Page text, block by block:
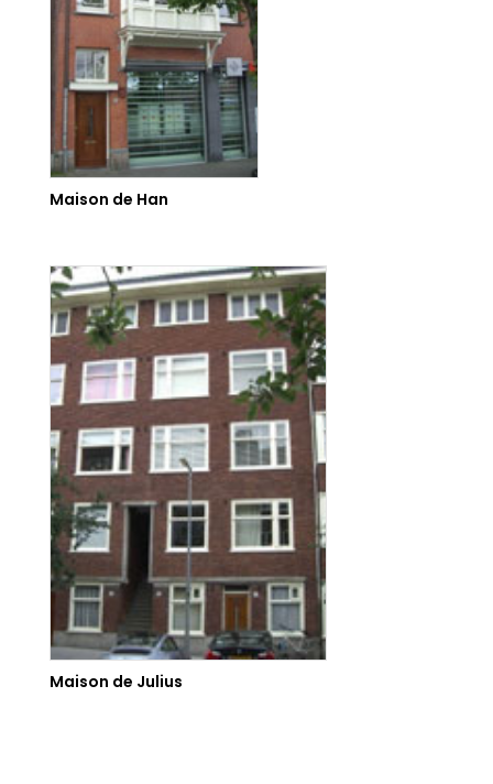
Maison de Han
Maison de Julius